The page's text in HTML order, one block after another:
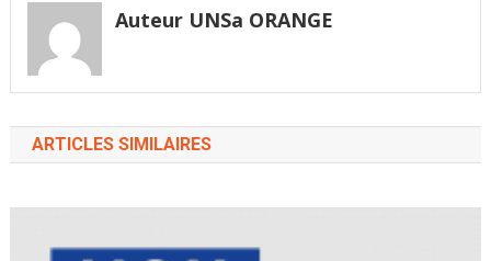
la carrière (les salaires
portés au…
Auteur UNSa ORANGE
ARTICLES SIMILAIRES